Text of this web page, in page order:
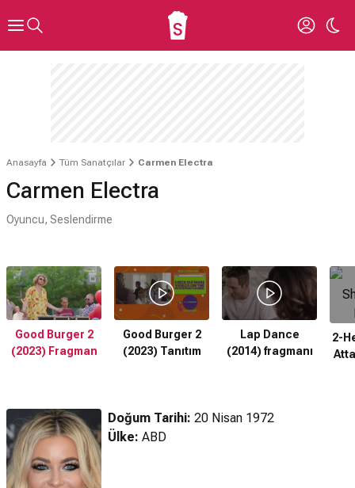
Anasayfa Tüm Sanatçılar Carmen Electra
Carmen Electra
Oyuncu, Seslendirme
Good Burger 2
(2023) Fragman
Good Burger 2
(2023) Tanıtım
Lap Dance
(2014) fragmanı
2-
Doğum Tarihi: 20 Nisan 1972
Ülke: ABD